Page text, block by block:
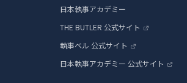
日本執事アカデミー
THE BUTLER 公式サイト
執事ベル 公式サイト
日本執事アカデミー 公式サイト